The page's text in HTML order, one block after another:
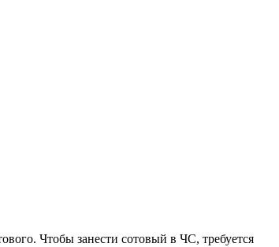
Чтобы занести сотовый в ЧС, требуется